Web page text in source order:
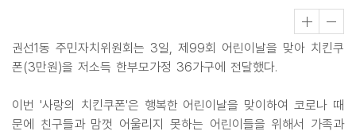
권선1동 주민자치위원회는 3일, 제99회 어린이날을 맞아 치킨쿠
폰(3만원)을 저소득 한부모가정 36가구에 전달했다.
이번 '사랑의 치킨쿠폰'은 행복한 어린이날을 맞이하여 코로나 때
문에 친구들과 맘껏 어울리지 못하는 어린이들을 위해서 가족과